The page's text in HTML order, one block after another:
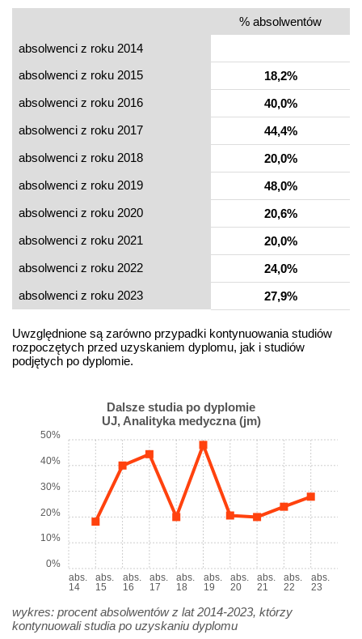
% absolwentów
absolwenci z roku 2014
absolwenci z roku 2015
18,2%
absolwenci z roku 2016
40,0%
absolwenci z roku 2017
44,4%
absolwenci z roku 2018
20,0%
absolwenci z roku 2019
48,0%
absolwenci z roku 2020
20,6%
absolwenci z roku 2021
20,0%
absolwenci z roku 2022
24,0%
absolwenci z roku 2023
27,9%
Uwzględnione są zarówno przypadki kontynuowania studiów
rozpoczętych przed uzyskaniem dyplomu, jak i studiów
podjętych po dyplomie.
Dalsze studia po dyplomie
UJ, Analityka medyczna (jm)
abs.
14
abs.
15
abs.
16
abs.
17
abs.
18
abs.
19
abs.
20
abs.
21
abs.
22
abs.
23
0%
10%
20%
30%
40%
50%
wykres: procent absolwentów z lat 2014-2023, którzy
kontynuowali studia po uzyskaniu dyplomu